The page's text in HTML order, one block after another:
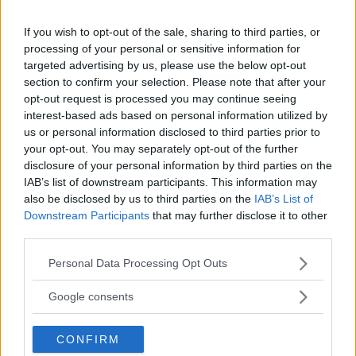
If you wish to opt-out of the sale, sharing to third parties, or
processing of your personal or sensitive information for
targeted advertising by us, please use the below opt-out
section to confirm your selection. Please note that after your
opt-out request is processed you may continue seeing
interest-based ads based on personal information utilized by
us or personal information disclosed to third parties prior to
your opt-out. You may separately opt-out of the further
disclosure of your personal information by third parties on the
IAB’s list of downstream participants. This information may
also be disclosed by us to third parties on the IAB’s List of
Downstream Participants that may further disclose it to other
Please note that this website/app uses one or more Google
not limited to your visit or usage behaviour. You may click to
use your data for below specified purposes in below Google
consent section.
Personal Data Processing Opt Outs
Google consents
CONFIRM
Husbil & Husvagn har försökt göra allt för att du ska bli
informerad och – minst lika viktigt – inspirerad. Vilken typ av
husbil eller husvagn passar dig bäst? Det finns ett fordon för
alla sägs det men vilket är bäst för just dig? Vart ska du åka,
eller inte åka? Sådana frågor benar vi ut och ger svar på.
Hoppas att du hittar vad du söker på vår sajt. Tidningen är
dock nedlagd och inget nytt kommer att publiceras på sajten
– men arkivet är välfyllt! Husbil & Husvagn ingår nu som en